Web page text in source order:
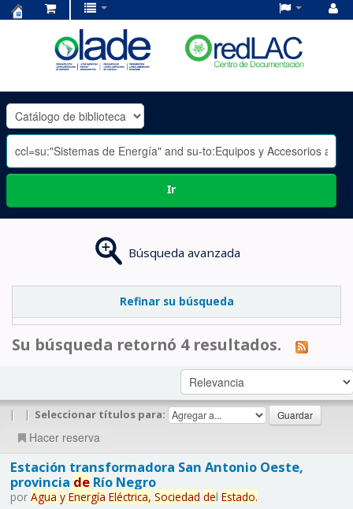
OLADE
-
Ir
Búsqueda avanzada
Refinar su búsqueda
Su búsqueda retornó 4 resultados.
| | Seleccionar títulos para:
Hacer reserva
Estación transformadora San Antonio Oeste,
provincia deRío Negro
por Agua y Energía Eléctrica, Sociedad del Estado.